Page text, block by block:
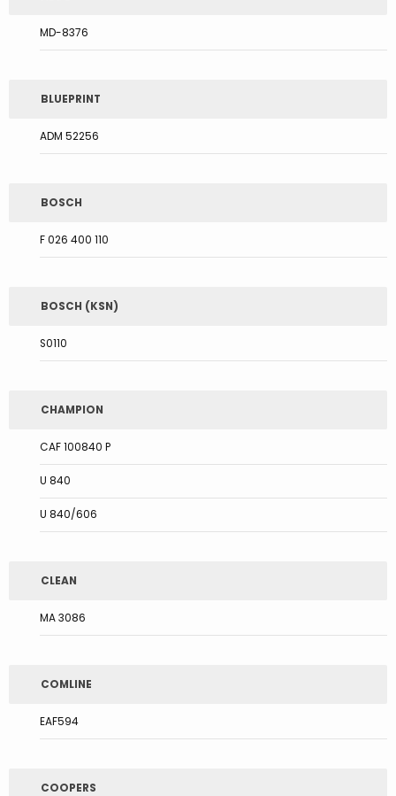
MD-8376
BLUEPRINT
ADM 52256
BOSCH
F 026 400 110
BOSCH (KSN)
S0110
CHAMPION
CAF 100840 P
U 840
U 840/606
CLEAN
MA 3086
COMLINE
EAF594
COOPERS